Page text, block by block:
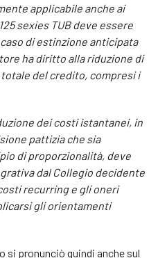
applicabile anche ai
sexies TUB deve essere
di estinzione anticipata
ha diritto alla riduzione di
del credito, compresi i
dei costi istantanei, in
pattizia che sia
di proporzionalità, deve
dal Collegio decidente
recurring e gli oneri
gli orientamenti
si pronunciò quindi anche sul